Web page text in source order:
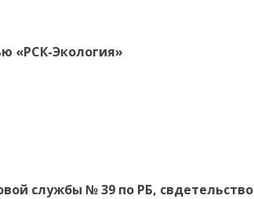
«РСК-Экология»
службы № 39 по РБ, свдетельство